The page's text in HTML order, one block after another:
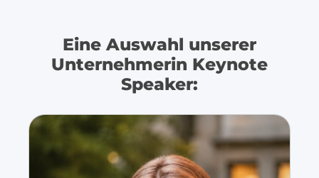
Eine Auswahl unserer
Unternehmerin Keynote
Speaker: